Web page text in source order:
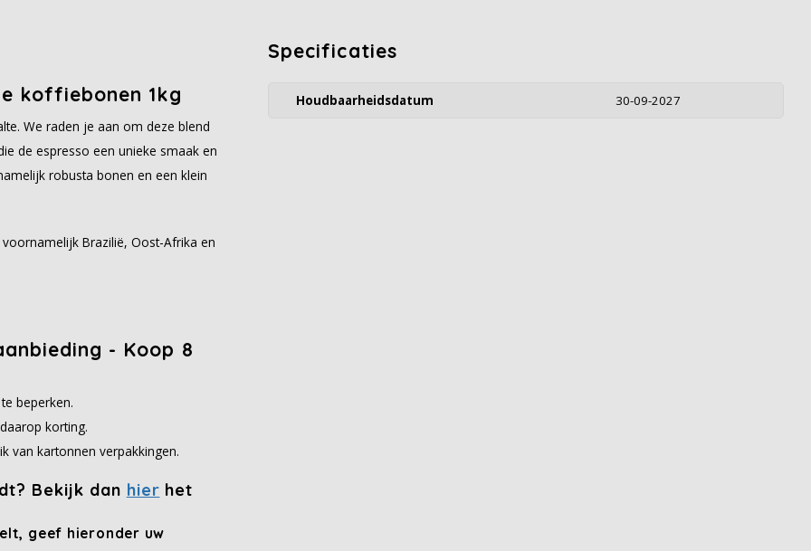
koffiebonen 1kg
We raden je aan om deze blend
de espresso een unieke smaak en
robusta bonen en een klein
Brazilië, Oost-Afrika en
- Koop 8
beperken.
korting.
van kartonnen verpakkingen.
Bekijk dan hier het
geef hieronder uw
Specificaties
Houdbaarheidsdatum 30-09-2027